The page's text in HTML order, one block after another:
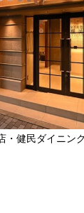
・健民ダイニン